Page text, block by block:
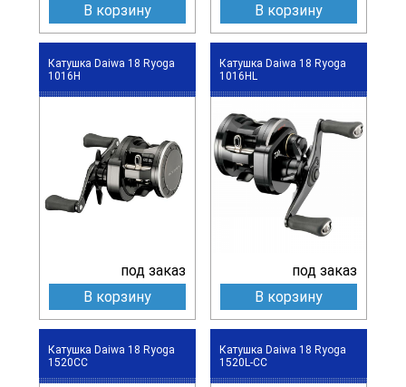
В корзину
В корзину
Катушка Daiwa 18 Ryoga
1016H
под заказ
В корзину
Катушка Daiwa 18 Ryoga
1016HL
под заказ
В корзину
Катушка Daiwa 18 Ryoga
1520CC
Катушка Daiwa 18 Ryoga
1520L-CC